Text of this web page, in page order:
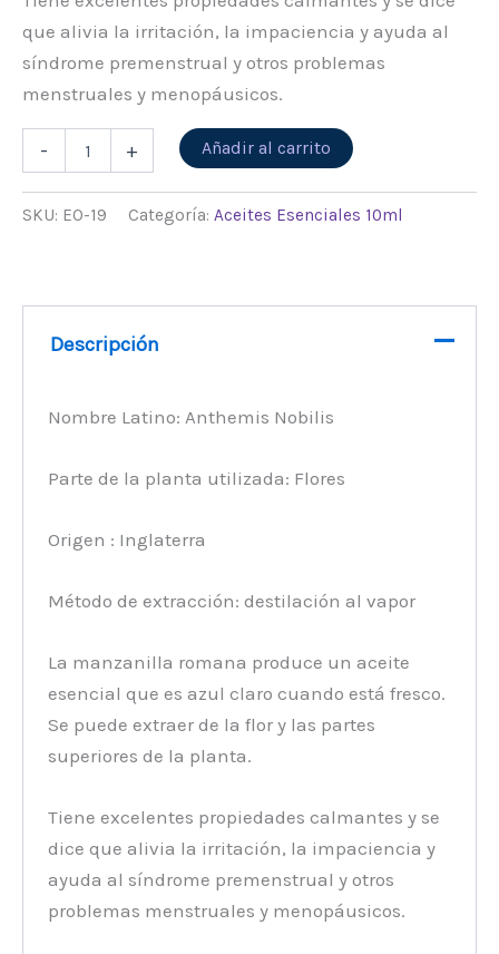
que alivia la irritación, la impaciencia y ayuda al
síndrome premenstrual y otros problemas
menstruales y menopáusicos.
- + Añadir al carrito
SKU: EO-19 Categoría: Aceites Esenciales 10ml
Descripción
Nombre Latino: Anthemis Nobilis
Parte de la planta utilizada: Flores
Origen : Inglaterra
Método de extracción: destilación al vapor
La manzanilla romana produce un aceite
esencial que es azul claro cuando está fresco.
Se puede extraer de la flor y las partes
superiores de la planta.
Tiene excelentes propiedades calmantes y se
dice que alivia la irritación, la impaciencia y
ayuda al síndrome premenstrual y otros
problemas menstruales y menopáusicos.